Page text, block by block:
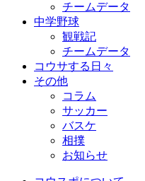
チームデータ
中学野球
観戦記
チームデータ
コウサする日々
その他
コラム
サッカー
バスケ
相撲
お知らせ